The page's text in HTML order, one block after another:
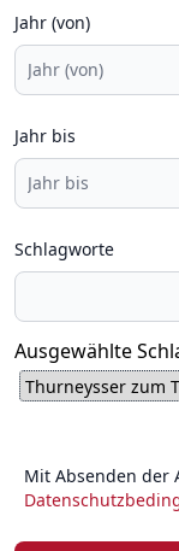
Jahr (von)
Jahr bis
Schlagworte
Ausgewählte
Thurneysser zum
Mit Absenden der